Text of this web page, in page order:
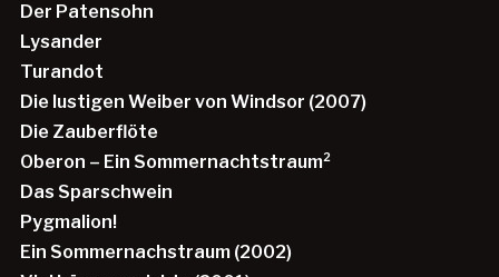
Der Patensohn
Lysander
Turandot
Die lustigen Weiber von Windsor (2007)
Die Zauberflöte
Oberon – Ein Sommernachtstraum²
Das Sparschwein
Pygmalion!
Ein Sommernachstraum (2002)